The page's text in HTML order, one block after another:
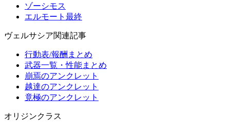
ゾーシモス
エルモート最終
ヴェルサシア関連記事
行動表/報酬まとめ
武器一覧・性能まとめ
崩焉のアンクレット
越達のアンクレット
竟極のアンクレット
オリジンクラス